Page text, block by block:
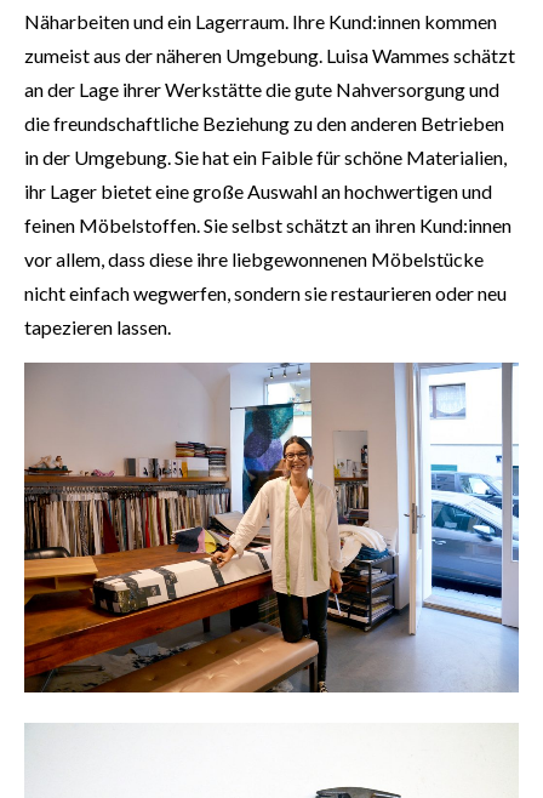
Näharbeiten und ein Lagerraum. Ihre Kund:innen kommen
zumeist aus der näheren Umgebung. Luisa Wammes schätzt
an der Lage ihrer Werkstätte die gute Nahversorgung und
die freundschaftliche Beziehung zu den anderen Betrieben
in der Umgebung. Sie hat ein Faible für schöne Materialien,
ihr Lager bietet eine große Auswahl an hochwertigen und
feinen Möbelstoffen. Sie selbst schätzt an ihren Kund:innen
vor allem, dass diese ihre liebgewonnenen Möbelstücke
nicht einfach wegwerfen, sondern sie restaurieren oder neu
tapezieren lassen.